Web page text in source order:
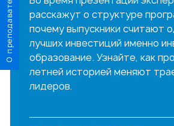
расскажут о структуре
почему выпускники считают
лучших инвестиций именно
образование. Узнайте, как
летней историей меняют
лидеров.
О преподавателе